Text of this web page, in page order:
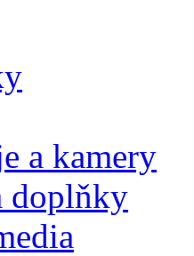
a kamery
doplňky